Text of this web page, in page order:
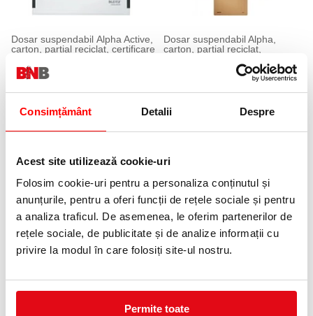
Consimțământ Detalii Despre
Acest site utilizează cookie-uri
Folosim cookie-uri pentru a personaliza conținutul și
anunțurile, pentru a oferi funcții de rețele sociale și pentru
a analiza traficul. De asemenea, le oferim partenerilor de
rețele sociale, de publicitate și de analize informații cu
privire la modul în care folosiți site-ul nostru.
Permite toate
Dosar suspendabil Alpha Active,
carton, partial reciclat, certificare
burduf, 5 buc/set Leitz
146,55 lei
Dosar suspendabil Alpha,
carton, partial reciclat,
reciclabil, A4, cu sina Leitz
(pret cu TVA)
Dosar suspendabil Alpha,
carton, partial reciclat, certificare
Blue Angel, reciclabil, A4, combi,
natur, Leitz
Dosar suspendabil Alpha,
carton, partial reciclat,
certificare Blue Angel,
reciclabil, A4, cu burduf Leitz